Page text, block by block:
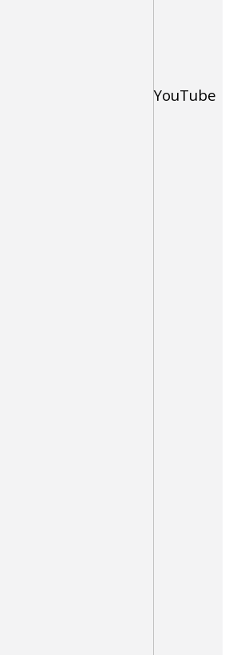
YouTube